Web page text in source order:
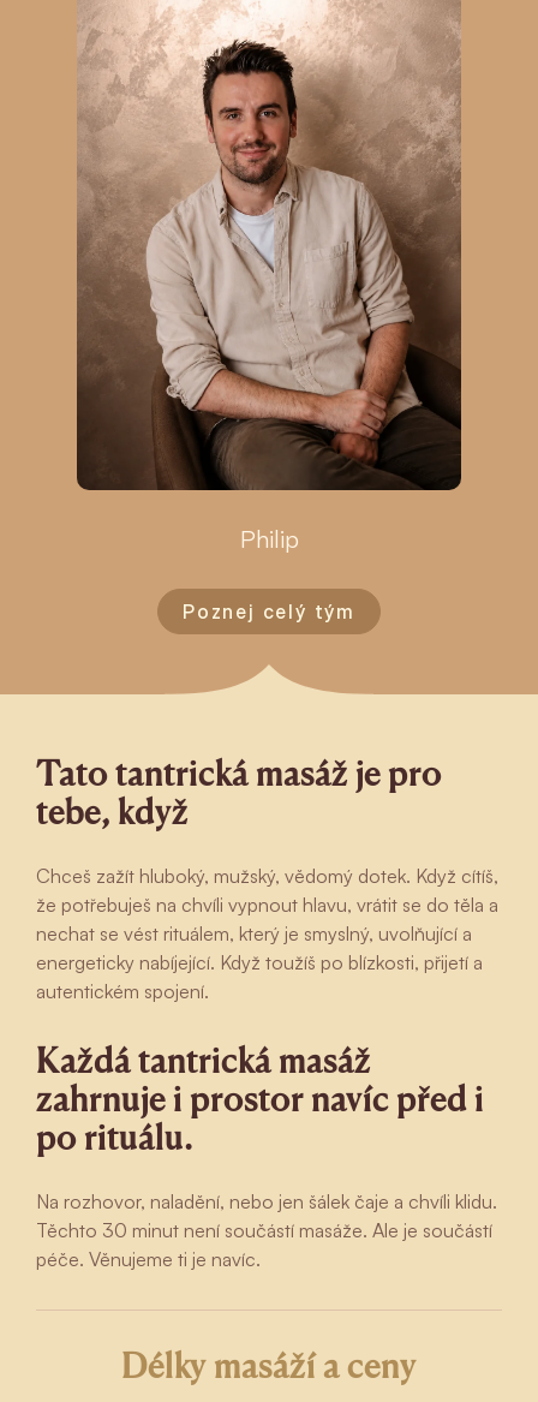
Philip
Poznej celý tým
Tato tantrická masáž je pro
tebe, když
Chceš zažít hluboký, mužský, vědomý dotek. Když cítíš,
že potřebuješ na chvíli vypnout hlavu, vrátit se do těla a
nechat se vést rituálem, který je smyslný, uvolňující a
energeticky nabíjející. Když toužíš po blízkosti, přijetí a
autentickém spojení.
Každá tantrická masáž
zahrnuje i prostor navíc před i
po rituálu.
Na rozhovor, naladění, nebo jen šálek čaje a chvíli klidu.
Těchto 30 minut není součástí masáže. Ale je součástí
péče. Věnujeme ti je navíc.
Délky masáží a ceny